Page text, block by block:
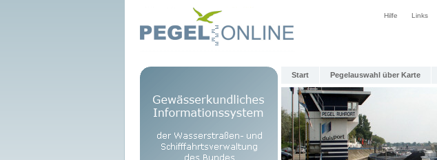
Hilfe Links
Start Pegelauswahl über Karte